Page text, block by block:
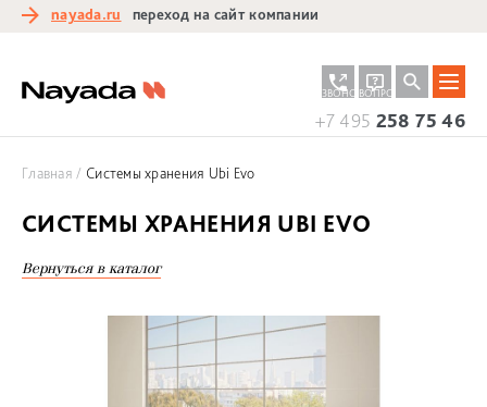
nayada.ru переход на сайт компании
ЗАКАЗАТЬ
ЗВОНОК
ЗАДАТЬ
ВОПРОС
+7 495 258 75 46
Главная Системы хранения Ubi Evo
СИСТЕМЫ ХРАНЕНИЯ UBI EVO
Вернуться в каталог